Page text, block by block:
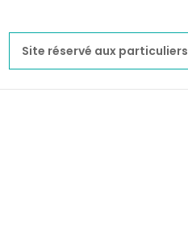
Site réservé aux particuliers